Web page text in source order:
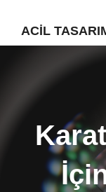
İçeriğeACIL